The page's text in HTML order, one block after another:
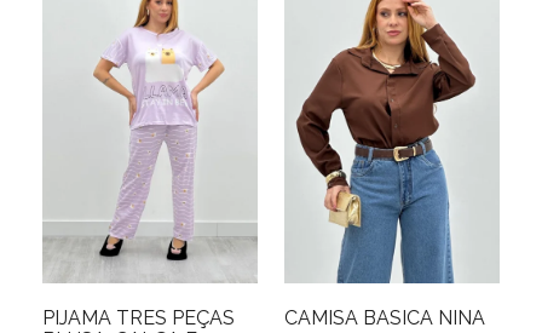
PIJAMA TRES PEÇAS
CAMISA BASICA NINA